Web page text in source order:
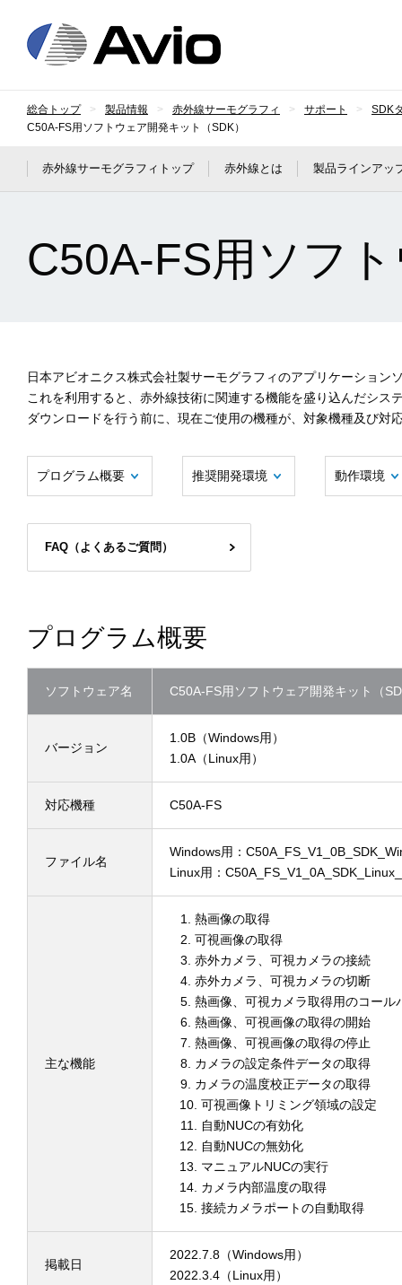
総合トップ 製品情報 赤外線サーモグラフィ サポート
SDK
C50A-FS用ソフトウェア開発キット（SDK）
赤外線サーモグラフィトップ 赤外線とは 製品ラインアッ
C50A-FS用ソフ
日本アビオニクス株式会社製サーモグラフィのアプリケーショ
これを利用すると、赤外線技術に関連する機能を盛り込んだシ
ダウンロードを行う前に、現在ご使用の機種が、対象機種及び対
プログラム概要 推奨開発環境 動作環境
FAQ（よくあるご質問）
プログラム概要
ソフトウェア名 C50A-FS用ソフトウェア開発キット（
バージョン
1.0B（Windows用）
1.0A（Linux用）
対応機種 C50A-FS
ファイル名
Windows用：
Linux用：
主な機能
熱画像の取得
可視画像の取得
赤外カメラ、可視カメラの接続
赤外カメラ、可視カメラの切断
熱画像、可視カメラ取得用のコール
熱画像、可視画像の取得の開始
熱画像、可視画像の取得の停止
カメラの設定条件データの取得
カメラの温度校正データの取得
可視画像トリミング領域の設定
自動NUCの有効化
自動NUCの無効化
マニュアルNUCの実行
カメラ内部温度の取得
接続カメラポートの自動取得
掲載日
2022.7.8（Windows用）
2022.3.4（Linux用）